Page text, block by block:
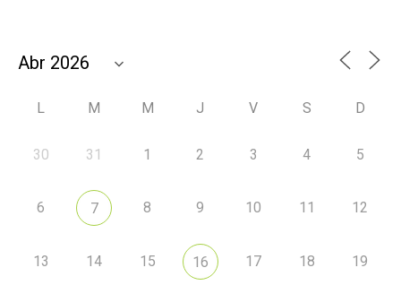
L M M J V S D
30 31 1 2 3 4 5
6 7 8 9 10 11 12
13 14 15 16 17 18 19